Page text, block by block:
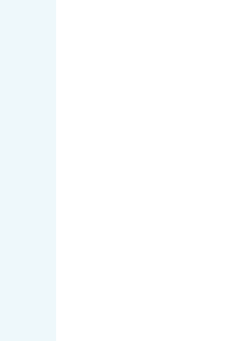
est le
le plus
de la
sont les
pour le
Jan (Den
?